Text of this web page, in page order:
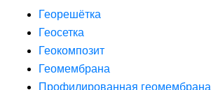
Георешётка
Геосетка
Геокомпозит
Геомембрана
Профилированная геомембрана